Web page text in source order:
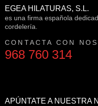
EGEA HILATURAS, S.L.
es una firma española
cordelería.
CONTACTA CON
968 760 314
APÚNTATE A NUESTRA